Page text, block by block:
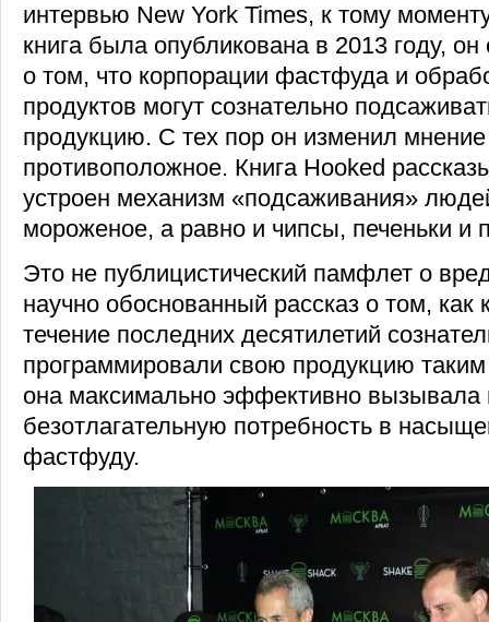
интервью New York Times, к тому
книга была опубликована в 2013 году,
о том, что корпорации фастфуда и
продуктов могут сознательно
продукцию. С тех пор он изменил
противоположное. Книга Hooked
устроен механизм «подсаживания»
мороженое, а равно и чипсы, печеньки и
Это не публицистический памфлет о
научно обоснованный рассказ о том, как
течение последних десятилетий
программировали свою продукцию
она максимально эффективно вызывала
безотлагательную потребность в
фастфуду.